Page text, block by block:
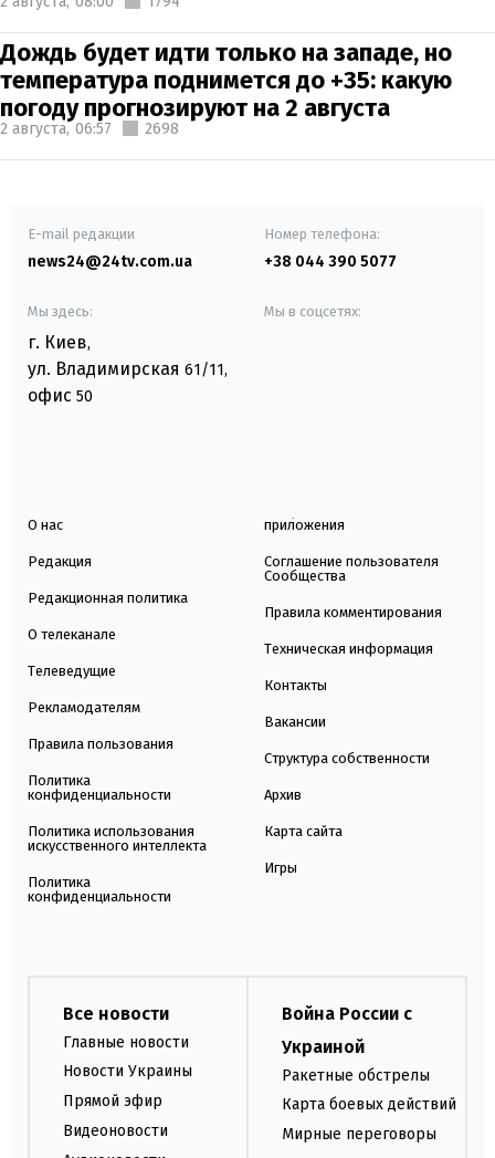
Дождь будет идти только на западе, но
температура поднимется до +35: какую
погоду прогнозируют на 2 августа
2 августа, 06:57 2698
E-mail редакции
news24@24tv.com.ua
Номер телефона:
+38 044 390 5077
Мы здесь:
г. Киев,
ул. Владимирская 61/11,
офис 50
Мы в соцсетях:
О нас
Редакция
Редакционная политика
О телеканале
Телеведущие
Рекламодателям
Правила пользования
Политика
конфиденциальности
Политика использования
искусственного интеллекта
Политика
конфиденциальности
приложения
Соглашение пользователя
Сообщества
Правила комментирования
Техническая информация
Контакты
Вакансии
Структура собственности
Архив
Карта сайта
Игры
Все новости
Главные новости
Новости Украины
Прямой эфир
Видеоновости
Война России с
Украиной
Ракетные обстрелы
Карта боевых действий
Мирные переговоры